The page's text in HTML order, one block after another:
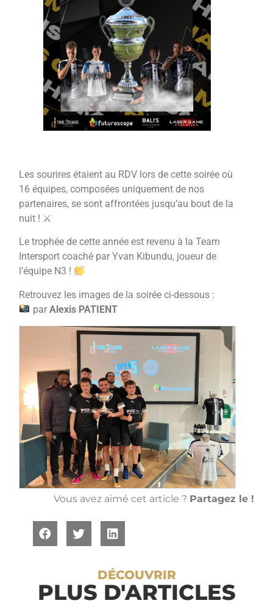
Les sourires étaient au RDV lors de cette soirée où
16 équipes, composées uniquement de nos
partenaires, se sont affrontées jusqu’au bout de la
nuit ! ⚔
Le trophée de cette année est revenu à la Team
Intersport coaché par Yvan Kibundu, joueur de
l’équipe N3 !
Retrouvez les images de la soirée ci-dessous :
par Alexis PATIENT
Vous avez aimé cet article ? Partagez le !
DÉCOUVRIR
PLUS D'ARTICLES